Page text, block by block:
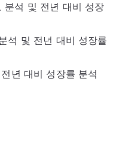
분석 및 전년 대비 성장
석 및 전년 대비 성장률
년 대비 성장률 분석